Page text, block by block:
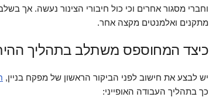
וחברי מסגור אחרים וכי כול חיבורי הצינור נעשה. אך
מתקנים ואלמנטים מקצה אחר.
כיצד המחוספס משתלב בתהליך
יש לבצע את חישוב לפני הביקור הראשון של מפקח בניין,
כך בתהליך העבודה האופייני: